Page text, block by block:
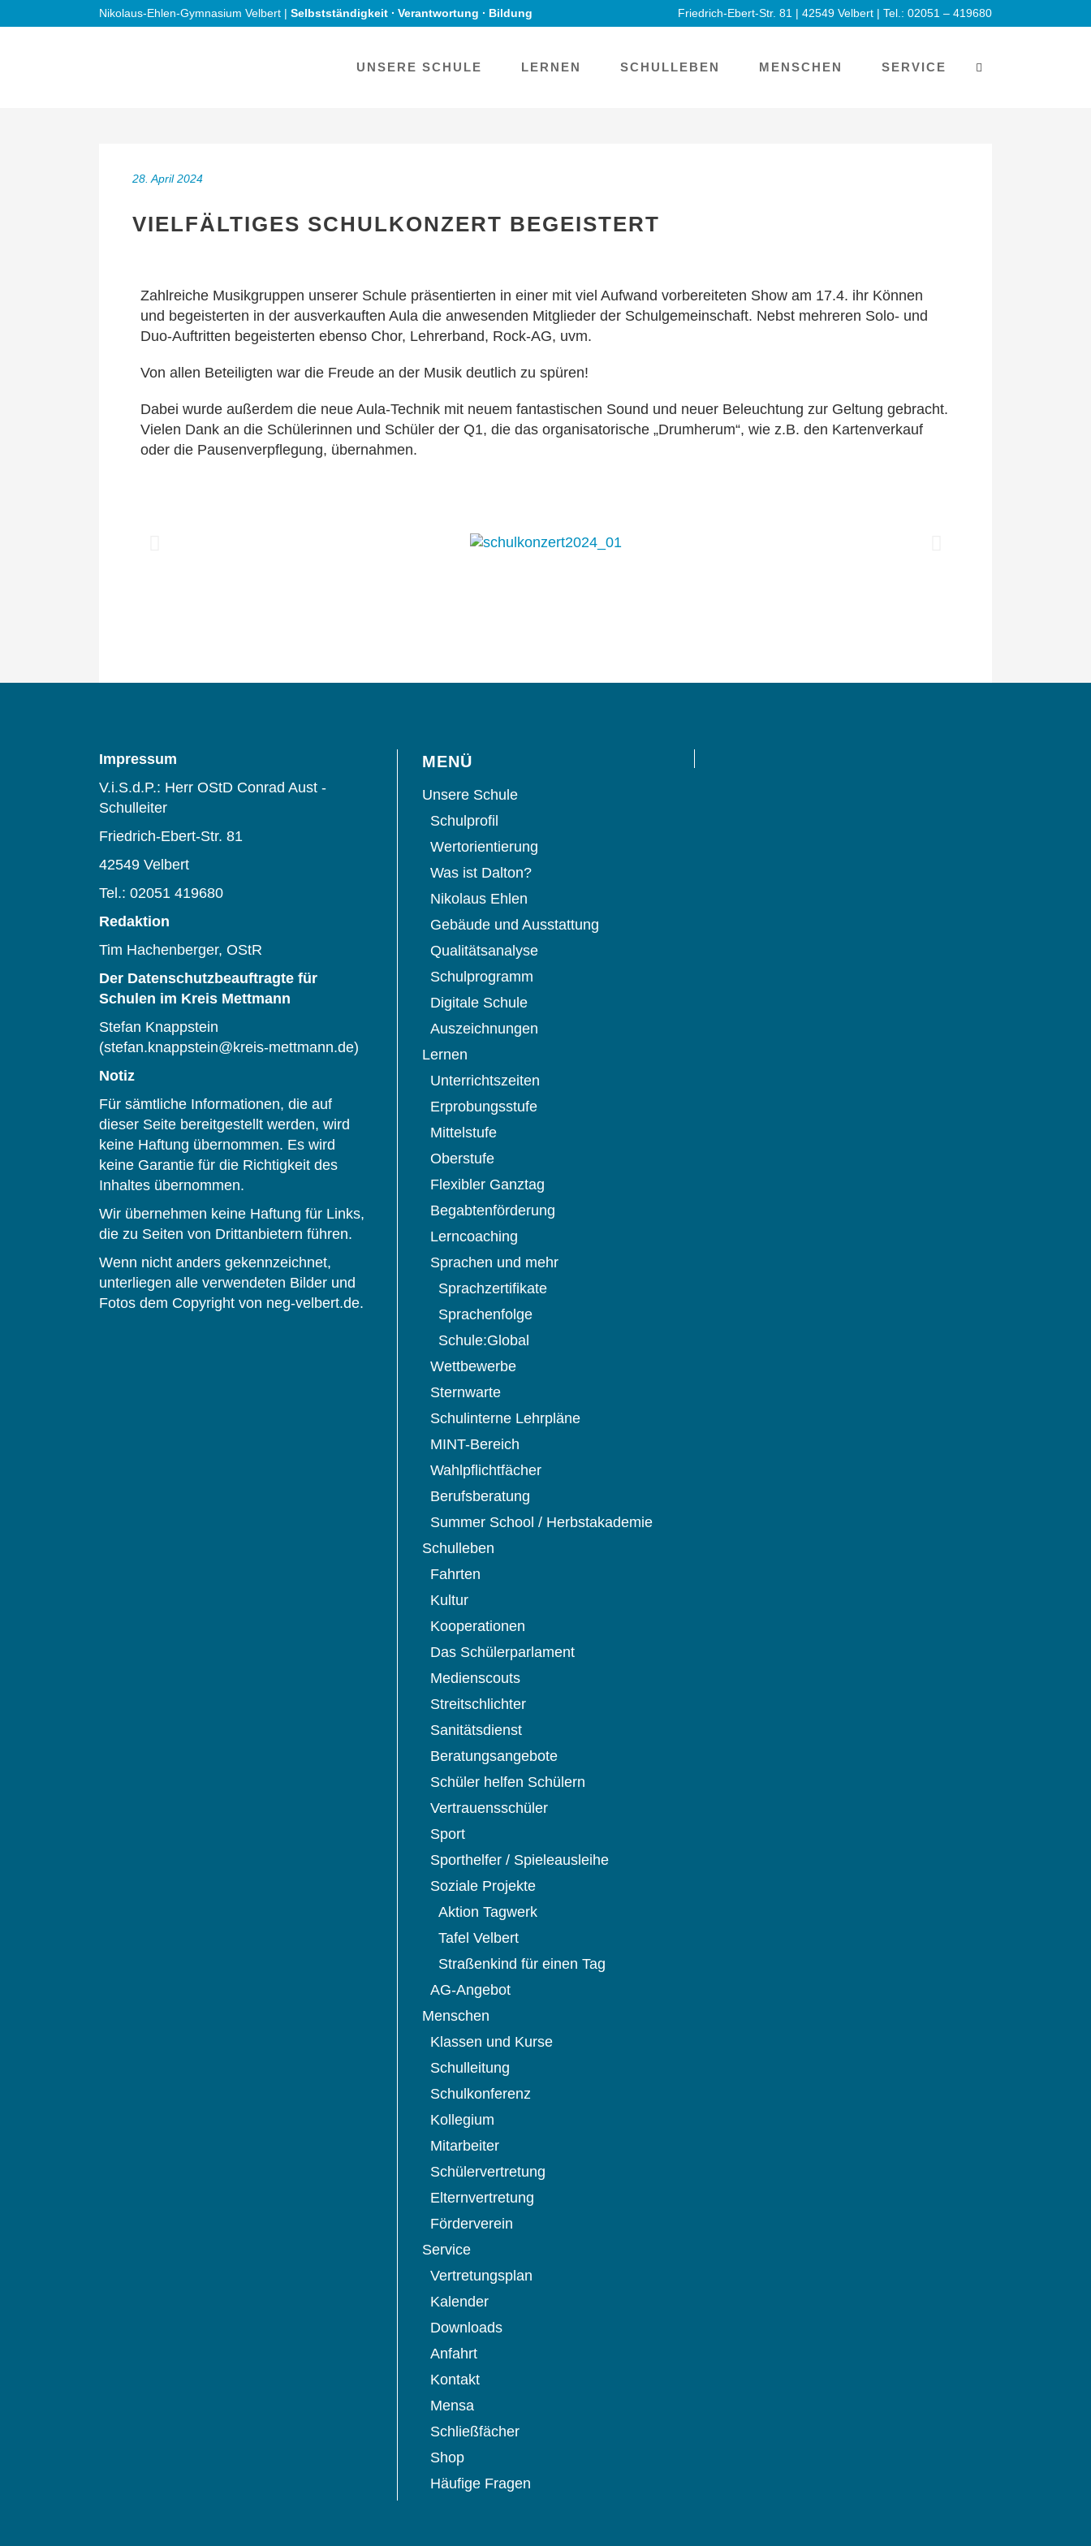
Nikolaus-Ehlen-Gymnasium Velbert | Selbstständigkeit ∙ Verantwortung ∙ Bildung Friedrich-Ebert-Str. 81 | 42549 Velbert | Tel.: 02051 – 419680
UNSERE SCHULE LERNEN SCHULLEBEN MENSCHEN SERVICE
28. April 2024
VIELFÄLTIGES SCHULKONZERT BEGEISTERT
Zahlreiche Musikgruppen unserer Schule präsentierten in einer mit viel Aufwand vorbereiteten Show am 17.4. ihr Können
und begeisterten in der ausverkauften Aula die anwesenden Mitglieder der Schulgemeinschaft. Nebst mehreren Solo- und
Duo-Auftritten begeisterten ebenso Chor, Lehrerband, Rock-AG, uvm.
Von allen Beteiligten war die Freude an der Musik deutlich zu spüren!
Dabei wurde außerdem die neue Aula-Technik mit neuem fantastischen Sound und neuer Beleuchtung zur Geltung gebracht.
Vielen Dank an die Schülerinnen und Schüler der Q1, die das organisatorische „Drumherum“, wie z.B. den Kartenverkauf
oder die Pausenverpflegung, übernahmen.
Impressum
V.i.S.d.P.: Herr OStD Conrad Aust -
Schulleiter
Friedrich-Ebert-Str. 81
42549 Velbert
Tel.: 02051 419680
Redaktion
Tim Hachenberger, OStR
Der Datenschutzbeauftragte für
Schulen im Kreis Mettmann
Stefan Knappstein
(stefan.knappstein@kreis-mettmann.de)
Notiz
Für sämtliche Informationen, die auf
dieser Seite bereitgestellt werden, wird
keine Haftung übernommen. Es wird
keine Garantie für die Richtigkeit des
Inhaltes übernommen.
Wir übernehmen keine Haftung für Links,
die zu Seiten von Drittanbietern führen.
Wenn nicht anders gekennzeichnet,
unterliegen alle verwendeten Bilder und
Fotos dem Copyright von neg-velbert.de.
MENÜ
Unsere Schule
Schulprofil
Wertorientierung
Was ist Dalton?
Nikolaus Ehlen
Gebäude und Ausstattung
Qualitätsanalyse
Schulprogramm
Digitale Schule
Auszeichnungen
Lernen
Unterrichtszeiten
Erprobungsstufe
Mittelstufe
Oberstufe
Flexibler Ganztag
Begabtenförderung
Lerncoaching
Sprachen und mehr
Sprachzertifikate
Sprachenfolge
Schule:Global
Wettbewerbe
Sternwarte
Schulinterne Lehrpläne
MINT-Bereich
Wahlpflichtfächer
Berufsberatung
Summer School / Herbstakademie
Schulleben
Fahrten
Kultur
Kooperationen
Das Schülerparlament
Medienscouts
Streitschlichter
Sanitätsdienst
Beratungsangebote
Schüler helfen Schülern
Vertrauensschüler
Sport
Sporthelfer / Spieleausleihe
Soziale Projekte
Aktion Tagwerk
Tafel Velbert
Straßenkind für einen Tag
AG-Angebot
Menschen
Klassen und Kurse
Schulleitung
Schulkonferenz
Kollegium
Mitarbeiter
Schülervertretung
Elternvertretung
Förderverein
Service
Vertretungsplan
Kalender
Downloads
Anfahrt
Kontakt
Mensa
Schließfächer
Shop
Häufige Fragen